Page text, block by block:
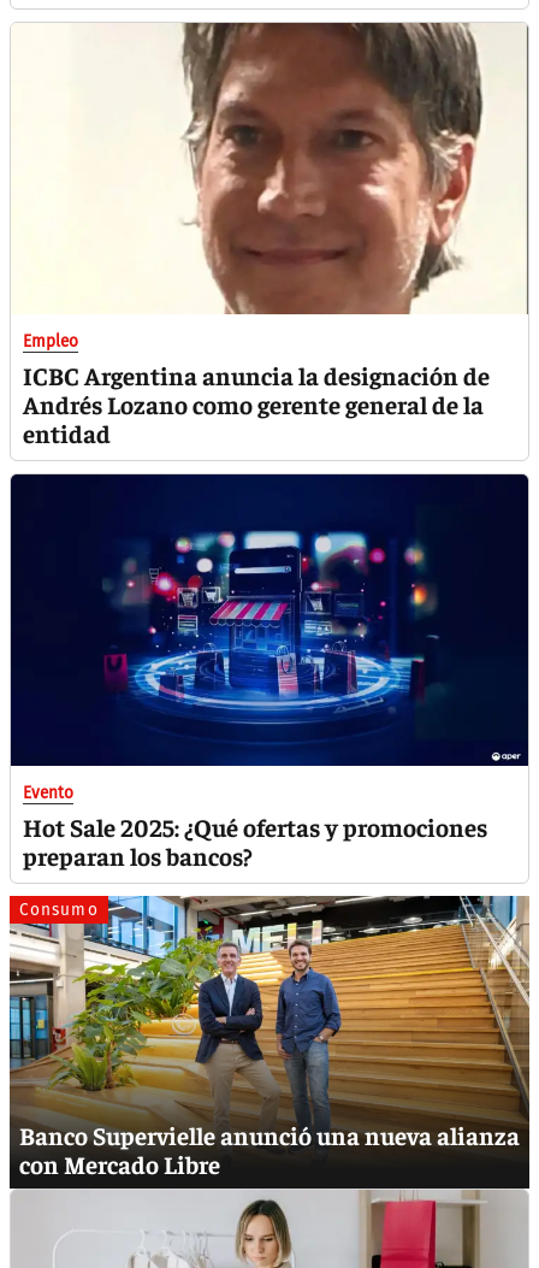
Empleo
ICBC Argentina anuncia la designación de
Andrés Lozano como gerente general de la
entidad
Evento
Hot Sale 2025: ¿Qué ofertas y promociones
preparan los bancos?
Consumo
Banco Supervielle anunció una nueva alianza
con Mercado Libre